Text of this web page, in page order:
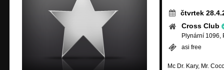
čtvrtek
Cross Club
Plynární 1096,
asi free
Mc Dr. Kary, Mr.